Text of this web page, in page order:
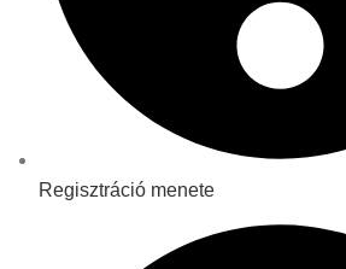
Regisztráció menete